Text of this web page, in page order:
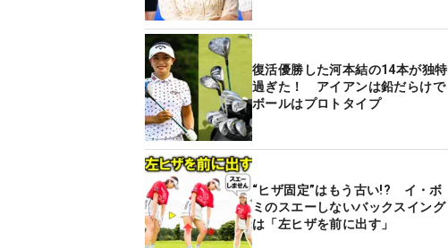
復活優勝した河本結の14本が独特
過ぎた！ アイアンは鉛だらけで
ボールはプロトタイプ
“ヒザ固定”はもう古い!? イ・ボ
ミのスエーしないバックスイング
は「左ヒザを前に出す」